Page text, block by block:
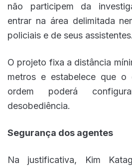
não participem da
entrar na área delimitada
policiais e de seus assistentes.
O projeto fixa a distância
metros e estabelece que o
ordem poderá
desobediência.
Segurança dos agentes
Na justificativa, Kim